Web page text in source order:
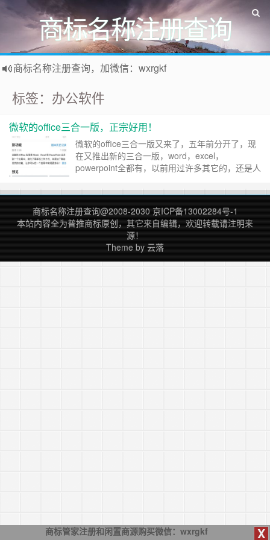
商标名称注册查询
商标名称注册查询，加微信：wxrgkf
标签：办公软件
微软的office三合一版，正宗好用！
微软的office三合一版又来了，五年前分开了，现
在又推出新的三合一版，word，excel，
powerpoint全都有，以前用过许多其它的，还是人
最大是10mb，支持图像文本互转，pdf文档互转，
云空间支持国内的腾讯微云。 ……
商标名称注册查询@2008-2030 京ICP备13002284号-1
本站内容全为普推商标原创，其它来自编辑，欢迎转载请注明来
源！
Theme by 云落
X
商标管家注册和闲置商源购买微信：wxrgkf